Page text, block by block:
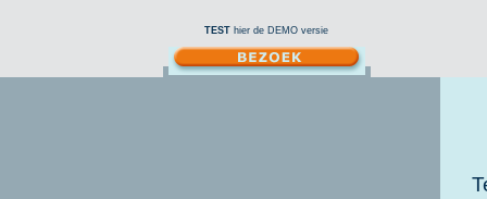
TEST hier de DEMO versie